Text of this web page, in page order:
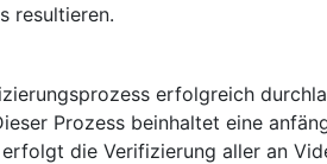
resultieren.
erfolgreich
Prozess beinhaltet eine
die Verifizierung aller an